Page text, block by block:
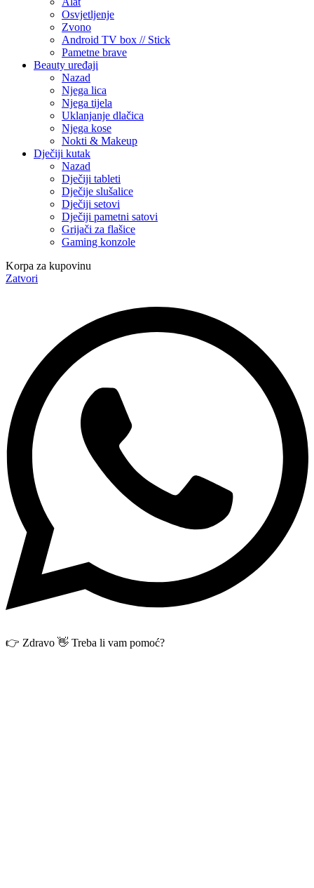
Osvjetljenje
Zvono
Android TV box // Stick
Pametne brave
Beauty uređaji
Nazad
Njega lica
Njega tijela
Uklanjanje dlačica
Njega kose
Nokti & Makeup
Dječiji kutak
Nazad
Dječiji tableti
Dječije slušalice
Dječiji setovi
Dječiji pametni satovi
Grijači za flašice
Gaming konzole
Korpa za kupovinu
Zatvori
👉 Zdravo 👋 Treba li vam pomoć?